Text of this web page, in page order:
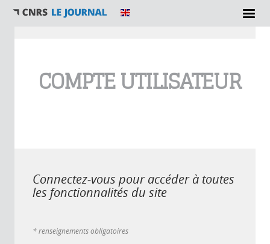
COMPTE UTILISATEUR
Connectez-vous pour accéder à toutes
les fonctionnalités du site
* renseignements obligatoires